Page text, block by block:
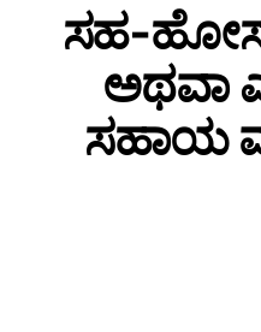
ಅಥವಾ
ಸಹಾಯ